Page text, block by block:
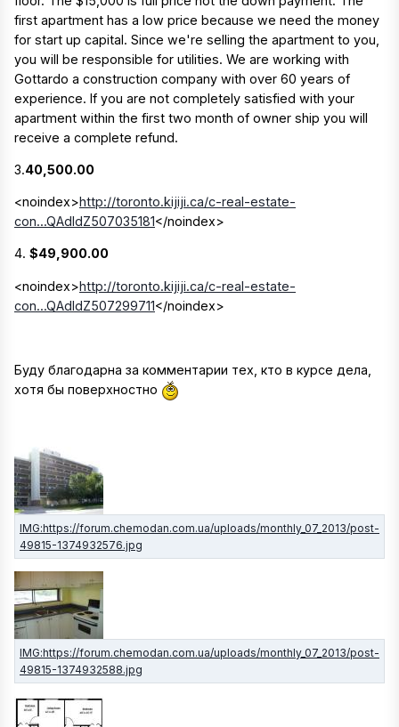
first apartment has a low price because we need the money
for start up capital. Since we're selling the apartment to you,
you will be responsible for utilities. We are working with
Gottardo a construction company with over 60 years of
experience. If you are not completely satisfied with your
apartment within the first two month of owner ship you will
receive a complete refund.
3.40,500.00
<noindex>http://toronto.kijiji.ca/c-real-estate-
con...QAdIdZ507035181</noindex>
4. $49,900.00
<noindex>http://toronto.kijiji.ca/c-real-estate-
con...QAdIdZ507299711</noindex>
Буду благодарна за комментарии тех, кто в курсе дела,
хотя бы поверхностно